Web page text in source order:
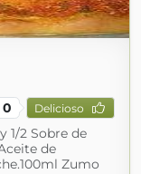
0 Delicioso
1/2 Sobre de
de
Zumo